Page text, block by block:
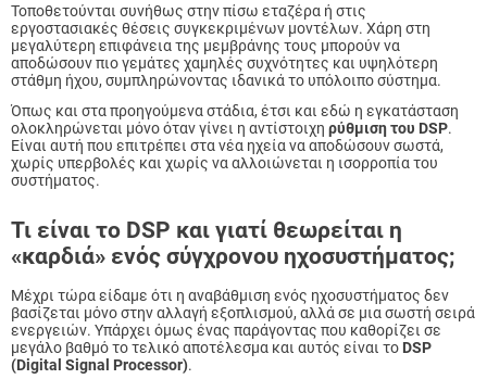
Τοποθετούνται συνήθως στην πίσω εταζέρα ή στις
εργοστασιακές θέσεις συγκεκριμένων μοντέλων. Χάρη στη
μεγαλύτερη επιφάνεια της μεμβράνης τους μπορούν να
αποδώσουν πιο γεμάτες χαμηλές συχνότητες και υψηλότερη
στάθμη ήχου, συμπληρώνοντας ιδανικά το υπόλοιπο σύστημα.
Όπως και στα προηγούμενα στάδια, έτσι και εδώ η εγκατάσταση
ολοκληρώνεται μόνο όταν γίνει η αντίστοιχη ρύθμιση του DSP.
Είναι αυτή που επιτρέπει στα νέα ηχεία να αποδώσουν σωστά,
χωρίς υπερβολές και χωρίς να αλλοιώνεται η ισορροπία του
συστήματος.
Τι είναι το DSP και γιατί θεωρείται η
«καρδιά» ενός σύγχρονου ηχοσυστήματος;
Μέχρι τώρα είδαμε ότι η αναβάθμιση ενός ηχοσυστήματος δεν
βασίζεται μόνο στην αλλαγή εξοπλισμού, αλλά σε μια σωστή σειρά
ενεργειών. Υπάρχει όμως ένας παράγοντας που καθορίζει σε
μεγάλο βαθμό το τελικό αποτέλεσμα και αυτός είναι το DSP
(Digital Signal Processor).